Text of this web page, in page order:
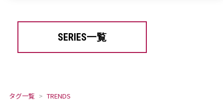
SERIES一覧
タグ一覧
TRENDS